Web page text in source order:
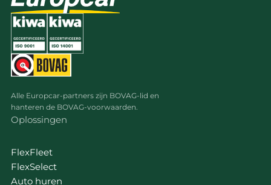
Alle Europcar-partners zijn BOVAG-lid en
hanteren de BOVAG-voorwaarden.
Oplossingen
FlexFleet
FlexSelect
Auto huren